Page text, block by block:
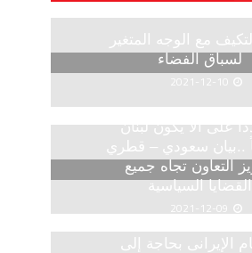
مع الوجه المتغير
لسباق الفضاء
2021-12-10
على ألا يكون لبنان
..بيان سعودي – قطري
التعاون تجاه جميع
القضايا السياسية
2021-12-09
الإيرانى بحاجة إلى